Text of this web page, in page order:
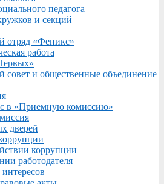
педагога
и секций
отряд «Феникс»
работа
совет и общественные объединение
в «Приемную комиссию»
дверей
коррупции
работодателя